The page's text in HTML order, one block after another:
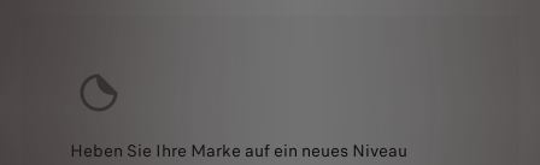
Heben Sie Ihre Marke auf ein neues Niveau